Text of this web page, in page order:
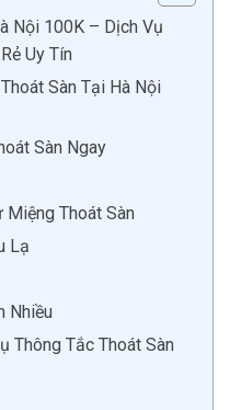
Nội 100K – Dịch Vụ
Uy Tín
Sàn Tại Hà Nội
Sàn Ngay
Miệng Thoát Sàn
Lạ
Nhiều
Thông Tắc Thoát Sàn